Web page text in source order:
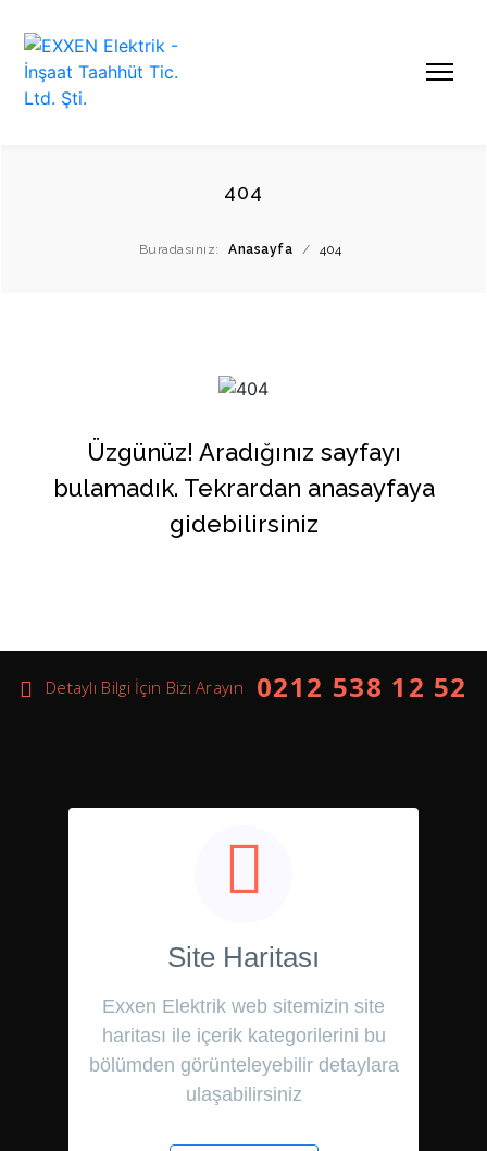
404
Buradasınız: Anasayfa / 404
Üzgünüz! Aradığınız sayfayı
bulamadık. Tekrardan anasayfaya
gidebilirsiniz
Detaylı Bilgi İçin Bizi Arayın 0212 538 12 52
Site Haritası
Exxen Elektrik web sitemizin site
haritası ile içerik kategorilerini bu
bölümden görünteleyebilir detaylara
ulaşabilirsiniz